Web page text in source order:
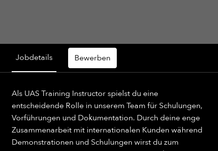
Jobdetails Bewerben
Als UAS Training Instructor spielst du eine
entscheidende Rolle in unserem Team für Schulungen,
Vorführungen und Dokumentation. Durch deine enge
Zusammenarbeit mit internationalen Kunden während
Demonstrationen und Schulungen wirst du zum